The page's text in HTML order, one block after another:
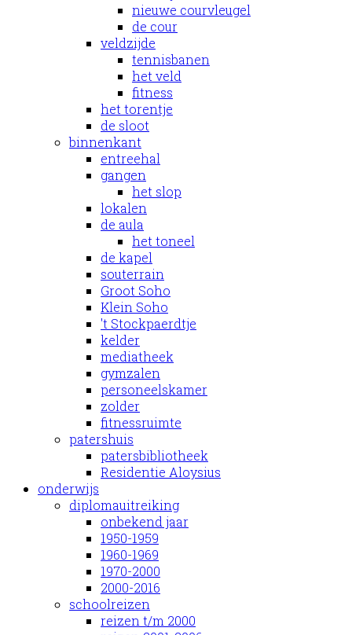
nieuwe courvleugel
de cour
veldzijde
tennisbanen
het veld
fitness
het torentje
de sloot
binnenkant
entreehal
gangen
het slop
lokalen
de aula
het toneel
de kapel
souterrain
Groot Soho
Klein Soho
't Stockpaerdtje
kelder
mediatheek
gymzalen
personeelskamer
zolder
fitnessruimte
patershuis
patersbibliotheek
Residentie Aloysius
onderwijs
diplomauitreiking
onbekend jaar
1950-1959
1960-1969
1970-2000
2000-2016
schoolreizen
reizen t/m 2000